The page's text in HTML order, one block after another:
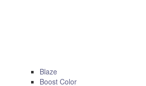
Blaze
Boost Color